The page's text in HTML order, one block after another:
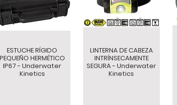
ESTUCHE RÍGIDO
HERMÉTICO
IP67 - Underwater
Kinetics
LINTERNA DE CABEZA
INTRÍNSECAMENTE
SEGURA - Underwater
Kinetics